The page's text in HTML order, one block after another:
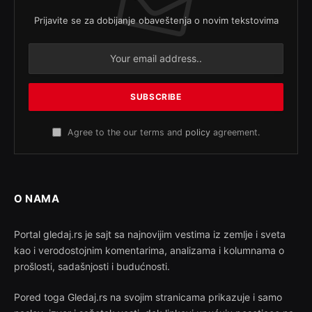
Prijavite se za dobijanje obaveštenja o novim tekstovima
Agree to the our terms and policy agreement.
O NAMA
Portal gledaj.rs je sajt sa najnovijim vestima iz zemlje i sveta
kao i verodostojnim komentarima, analizama i kolumnama o
prošlosti, sadašnjosti i budućnosti.
Pored toga Gledaj.rs na svojim stranicama prikazuje i samo